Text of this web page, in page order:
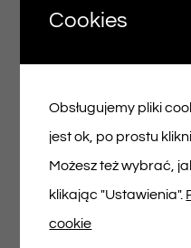
100,00zł
Dodaj do koszyka
Cookies
Obsługujemy pliki
jest ok, po prostu
Możesz też wybrać,
klikając "Ustawienia".
cookie